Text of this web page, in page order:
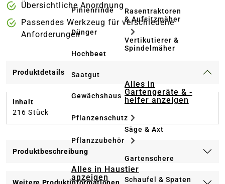
Pinienrinde
Dünger
Hochbeet
Saatgut
Gewächshaus
Pflanzenschutz
Pflanzzubehör
Alles in Haustier
anzeigen
Rasentraktoren
& Aufsitzmäher
Vertikutierer &
Spindelmäher
Alles in
Gartengeräte & -
helfer anzeigen
Säge & Axt
Gartenschere
Schaufel & Spaten
Übersichtliche Anordnung
Passendes Werkzeug für verschiedene
Anforderungen
Produktdetails
Inhalt
216 Stück
Produktbeschreibung